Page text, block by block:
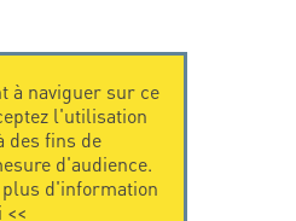
à naviguer sur ce
l'utilisation
des fins de
d'audience.
d'information
<<